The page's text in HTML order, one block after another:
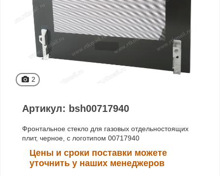
2
Артикул: bsh00717940
Фронтальное стекло для газовых отдельностоящих
плит, черное, с логотипом 00717940
Цены и сроки поставки можете
уточнить у наших менеджеров